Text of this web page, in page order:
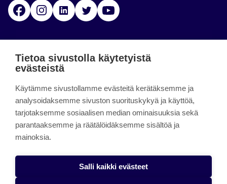
FacebookInstagramLinkedinTwitter
päättynyt 11.9.2023.
About the site
Käyttöehdot
Alasottoilmoitus
Tietoa sivustolla käytetyistä
evästeistä
Käytämme sivustollamme evästeitä kerätäksemme ja
analysoidaksemme sivuston suorituskykyä ja käyttöä,
tarjotaksemme sosiaalisen median ominaisuuksia sekä
parantaaksemme ja räätälöidäksemme sisältöä ja
mainoksia.
Salli kaikki evästeet